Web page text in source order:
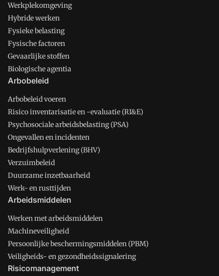
Werkplekomgeving
Hybride werken
Fysieke belasting
Fysische factoren
Gevaarlijke stoffen
Biologische agentia
Arbobeleid
Arbobeleid voeren
Risico inventarisatie en -evaluatie (RI&E)
Psychosociale arbeidsbelasting (PSA)
Ongevallen en incidenten
Bedrijfshulpverlening (BHV)
Verzuimbeleid
Duurzame inzetbaarheid
Werk- en rusttijden
Arbeidsmiddelen
Werken met arbeidsmiddelen
Machineveiligheid
Persoonlijke beschermingsmiddelen (PBM)
Veiligheids- en gezondheidssignalering
Risicomanagement